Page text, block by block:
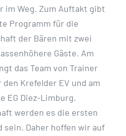
im Weg. Zum Auftakt gibt
Programm für die
der Bären mit zwei
Gäste. Am
das Team von Trainer
den Krefelder EV und am
EG Diez-Limburg.
werden es die ersten
sein. Daher hoffen wir auf